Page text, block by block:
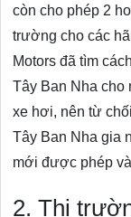
còn cho phép 2
trường cho các
Motors đã tìm
Tây Ban Nha cho
xe hơi, nên từ
Tây Ban Nha gia
mới được phép
2. Thị